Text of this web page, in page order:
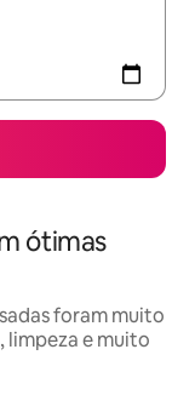
ótimas
foram muito
limpeza e muito